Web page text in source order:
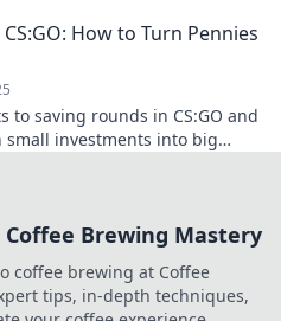
How to Turn Pennies
to saving rounds in CS:GO and
investments into big
Brewing Mastery
coffee brewing at Coffee
tips, in-depth techniques,